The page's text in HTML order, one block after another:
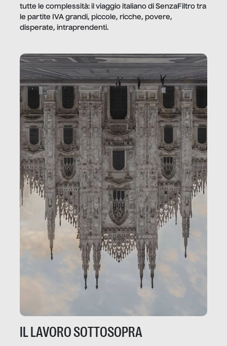
tutte le complessità: il viaggio italiano di SenzaFiltro tra
le partite IVA grandi, piccole, ricche, povere,
disperate, intraprendenti.
IL LAVORO SOTTOSOPRA